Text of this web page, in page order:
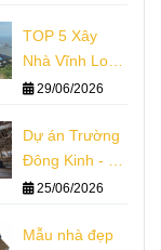
TOP 5 Xây
Nhà Vĩnh Long
Thiết Kế Thi
29/06/2026
Dự án Trường
Đông Kinh - Hà
Nội25/06/2026
Mẫu nhà đẹp